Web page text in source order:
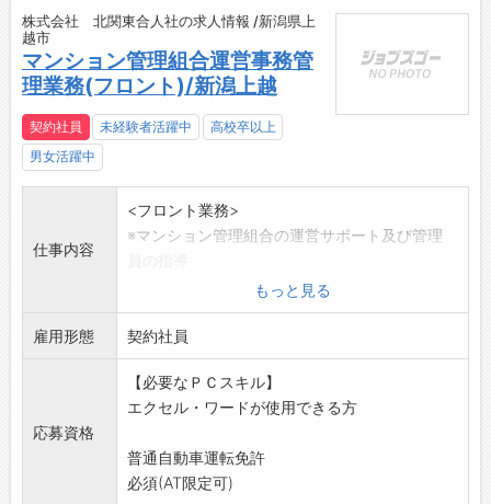
株式会社 北関東合人社の求人情報 /新潟県上
越市
マンション管理組合運営事務管
理業務(フロント)/新潟上越
契約社員 未経験者活躍中
高校卒以上
男女活躍中
仕事内容
<フロント業務>
※マンション管理組合の運営サポート及び管理
※担当物件における修繕工事等受注営業
※事務所内での事務等
※理事会等への参加
変更範囲:会社の定める業務
◇問合せは上越営業所まで
〒943-0805 上越市木田1-2-11-203
もっと見る
雇用形態 契約社員
応募資格
【必要なＰＣスキル】
エクセル・ワードが使用できる方
普通自動車運転免許
必須(AT限定可)